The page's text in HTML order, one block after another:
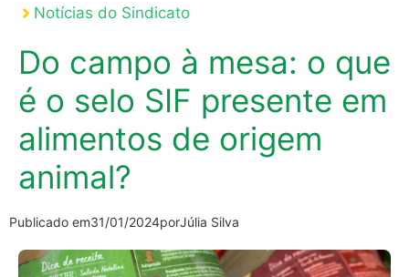
Notícias do Sindicato
Do campo à mesa: o que
é o selo SIF presente em
alimentos de origem
animal?
Publicado em31/01/2024porJúlia Silva